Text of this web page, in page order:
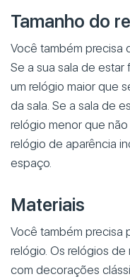
Tamanho do
Você também precisa
Se a sua sala de
um relógio maior que
da sala. Se a sala de
relógio menor que
relógio de aparência
espaço.
Materiais
Você também precisa
relógio. Os relógios
com decorações